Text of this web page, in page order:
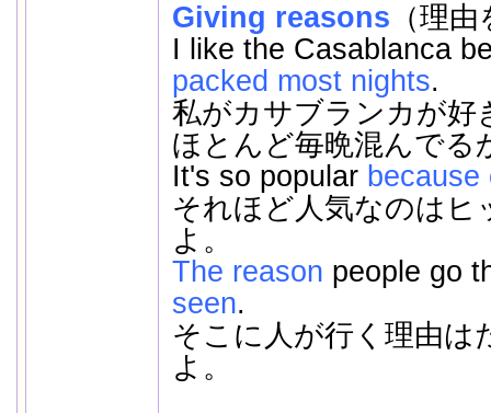
Giving reasons （理
I like the Casablanca
packed most nights.
私がカサブランカが好
ほとんど毎晩混んでる
It's so popular
それほど人気なのはヒ
よ。
The reason people go
seen.
そこに人が行く理由は
よ。